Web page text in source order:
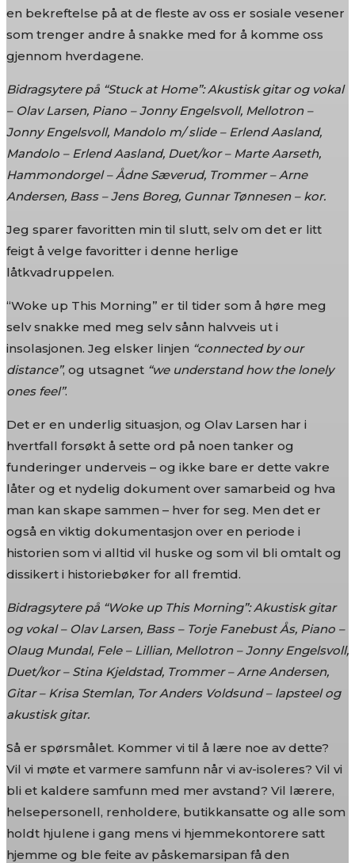
en bekreftelse på at de fleste av oss er sosiale vesener
som trenger andre å snakke med for å komme oss
gjennom hverdagene.
Bidragsytere på “Stuck at Home”: Akustisk gitar og vokal
– Olav Larsen, Piano – Jonny Engelsvoll, Mellotron –
Jonny Engelsvoll, Mandolo m/ slide – Erlend Aasland,
Mandolo – Erlend Aasland, Duet/kor – Marte Aarseth,
Hammondorgel – Ådne Sæverud, Trommer – Arne
Andersen, Bass – Jens Boreg, Gunnar Tønnesen – kor.
Jeg sparer favoritten min til slutt, selv om det er litt
feigt å velge favoritter i denne herlige
låtkvadruppelen.
“Woke up This Morning” er til tider som å høre meg
selv snakke med meg selv sånn halvveis ut i
insolasjonen. Jeg elsker linjen “connected by our
distance”, og utsagnet “we understand how the lonely
ones feel”.
Det er en underlig situasjon, og Olav Larsen har i
hvertfall forsøkt å sette ord på noen tanker og
funderinger underveis – og ikke bare er dette vakre
låter og et nydelig dokument over samarbeid og hva
man kan skape sammen – hver for seg. Men det er
også en viktig dokumentasjon over en periode i
historien som vi alltid vil huske og som vil bli omtalt og
dissikert i historiebøker for all fremtid.
Bidragsytere på “Woke up This Morning”: Akustisk gitar
og vokal – Olav Larsen, Bass – Torje Fanebust Ås, Piano –
Olaug Mundal, Fele – Lillian, Mellotron – Jonny Engelsvoll,
Duet/kor – Stina Kjeldstad, Trommer – Arne Andersen,
Gitar – Krisa Stemlan, Tor Anders Voldsund – lapsteel og
akustisk gitar.
Så er spørsmålet. Kommer vi til å lære noe av dette?
Vil vi møte et varmere samfunn når vi av-isoleres? Vil vi
bli et kaldere samfunn med mer avstand? Vil lærere,
helsepersonell, renholdere, butikkansatte og alle som
holdt hjulene i gang mens vi hjemmekontorere satt
hjemme og ble feite av påskemarsipan få den